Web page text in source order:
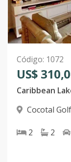
Código: 1072
US$
Cocotal
2 2